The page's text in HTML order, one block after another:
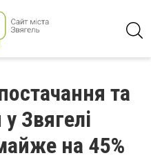
та
Звягелі
на 45%